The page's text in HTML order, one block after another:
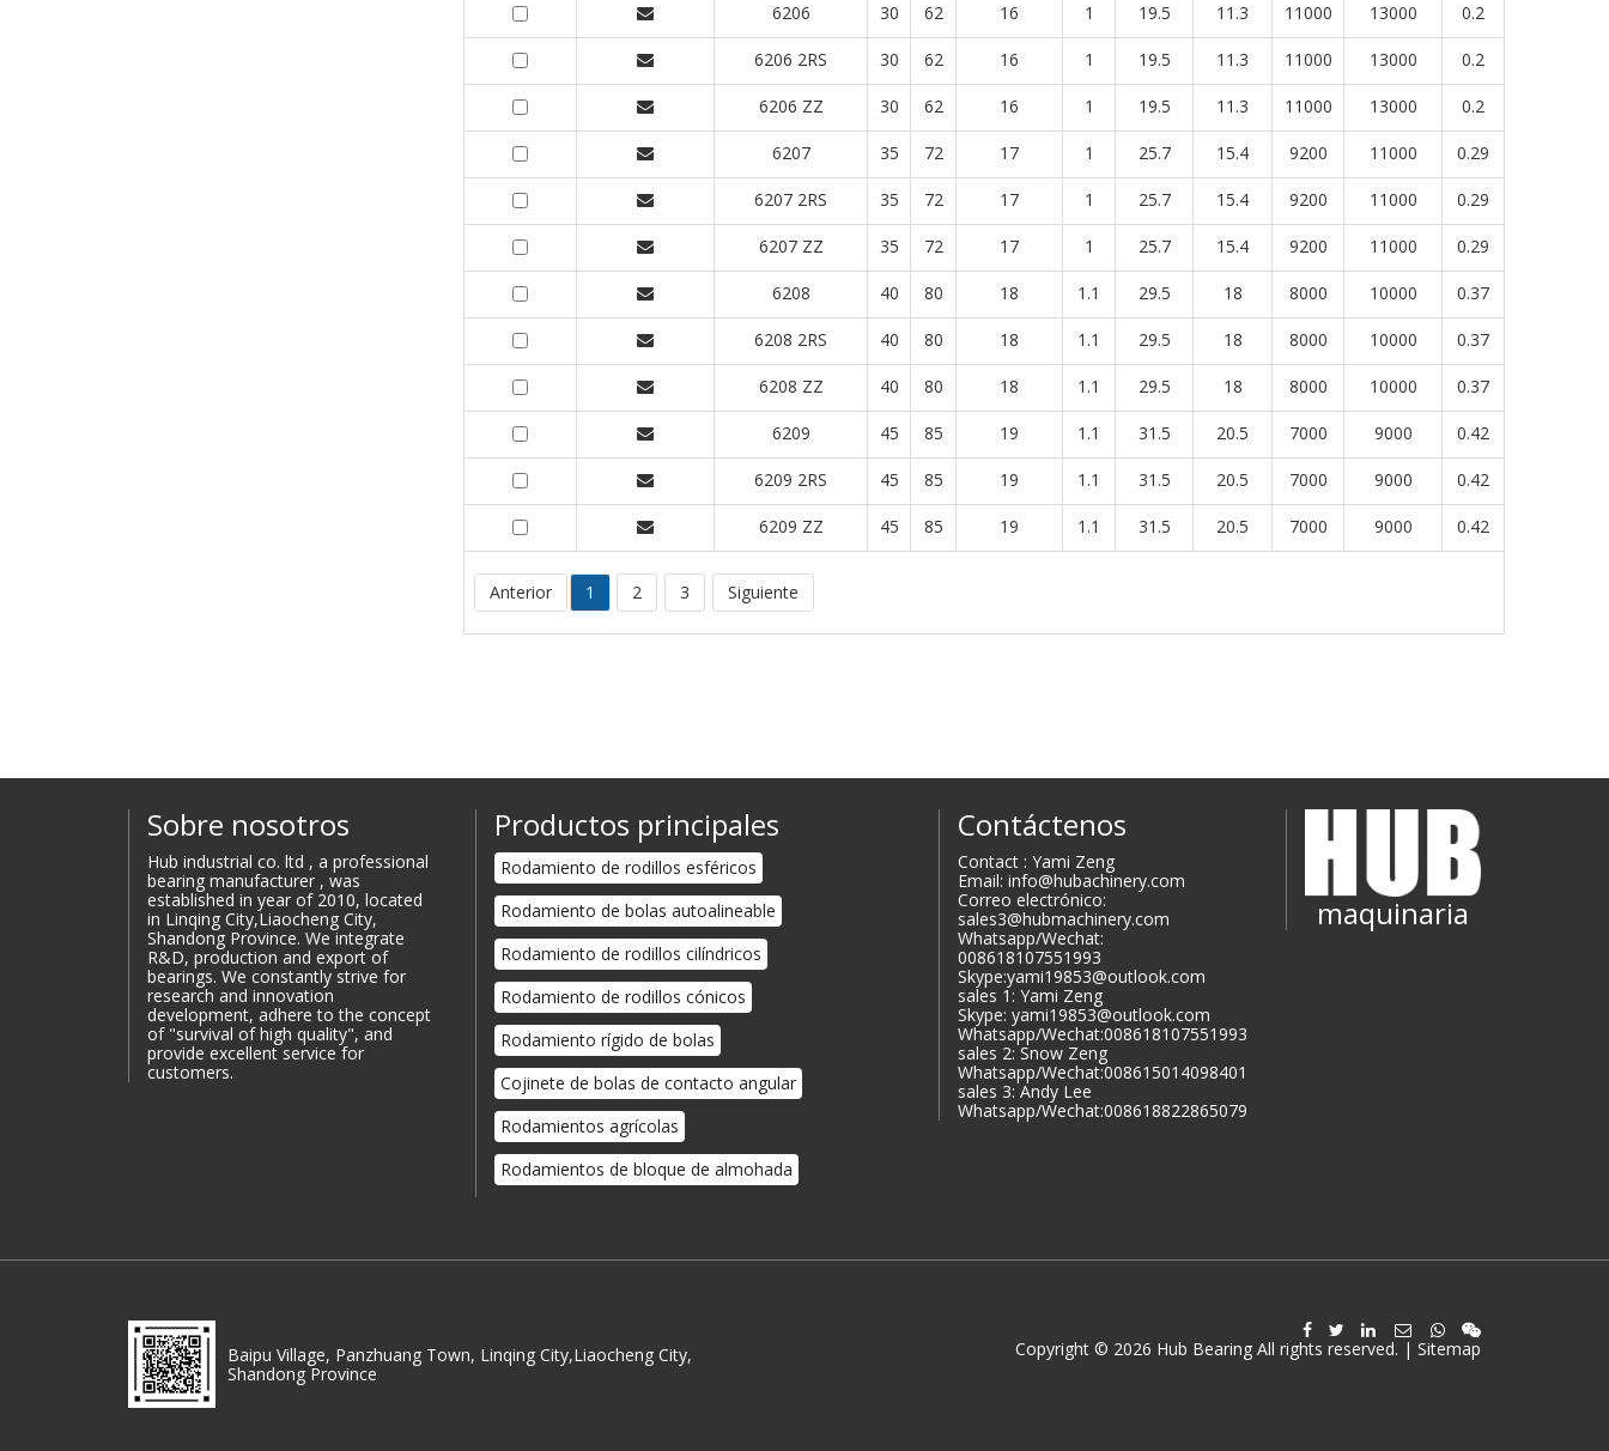
6206 30 62 16 1 19.5 11.3 11000 13000 0.2
6206 2RS 30 62 16 1 19.5 11.3 11000 13000 0.2
6206 ZZ 30 62 16 1 19.5 11.3 11000 13000 0.2
6207 35 72 17 1 25.7 15.4 9200 11000 0.29
6207 2RS 35 72 17 1 25.7 15.4 9200 11000 0.29
6207 ZZ 35 72 17 1 25.7 15.4 9200 11000 0.29
6208 40 80 18 1.1 29.5 18 8000 10000 0.37
6208 2RS 40 80 18 1.1 29.5 18 8000 10000 0.37
6208 ZZ 40 80 18 1.1 29.5 18 8000 10000 0.37
6209 45 85 19 1.1 31.5 20.5 7000 9000 0.42
6209 2RS 45 85 19 1.1 31.5 20.5 7000 9000 0.42
6209 ZZ 45 85 19 1.1 31.5 20.5 7000 9000 0.42
Anterior 1 2 3 Siguiente
Sobre nosotros
Hub industrial co. ltd , a professional
bearing manufacturer , was
established in year of 2010, located
in Linqing City,Liaocheng City,
Shandong Province. We integrate
R&D, production and export of
bearings. We constantly strive for
research and innovation
development, adhere to the concept
of "survival of high quality", and
provide excellent service for
customers.
Productos principales
Rodamiento de rodillos esféricos
Rodamiento de bolas autoalineable
Rodamiento de rodillos cilíndricos
Rodamiento de rodillos cónicos
Rodamiento rígido de bolas
Cojinete de bolas de contacto angular
Rodamientos agrícolas
Rodamientos de bloque de almohada
Contáctenos
Contact : Yami Zeng
Email: info@hubachinery.com
Correo electrónico:
sales3@hubmachinery.com
Whatsapp/Wechat:
008618107551993
Skype:yami19853@outlook.com
sales 1: Yami Zeng
Skype: yami19853@outlook.com
Whatsapp/Wechat:008618107551993
sales 2: Snow Zeng
Whatsapp/Wechat:008615014098401
sales 3: Andy Lee
Whatsapp/Wechat:008618822865079
maquinaria
Baipu Village, Panzhuang Town, Linqing City,Liaocheng City,
Shandong Province
Copyright © 2026 Hub Bearing All rights reserved. | Sitemap